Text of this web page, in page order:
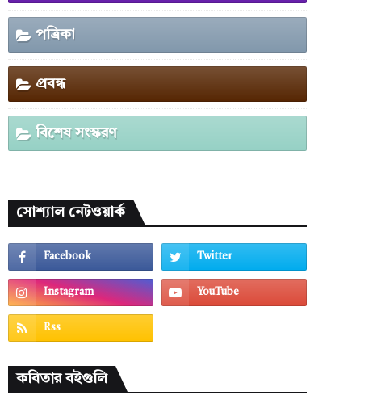
পত্রিকা
প্রবন্ধ
বিশেষ সংস্করণ
সোশ্যাল নেটওয়ার্ক
কবিতার বইগুলি